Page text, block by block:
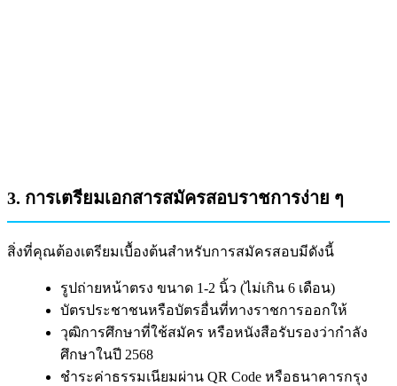
3. การเตรียมเอกสารสมัครสอบราชการง่าย ๆ
สิ่งที่คุณต้องเตรียมเบื้องต้นสำหรับการสมัครสอบมีดังนี้
รูปถ่ายหน้าตรง ขนาด 1-2 นิ้ว (ไม่เกิน 6 เดือน)
บัตรประชาชนหรือบัตรอื่นที่ทางราชการออกให้
วุฒิการศึกษาที่ใช้สมัคร หรือหนังสือรับรองว่ากำลัง
ศึกษาในปี 2568
ชำระค่าธรรมเนียมผ่าน QR Code หรือธนาคารกรุง